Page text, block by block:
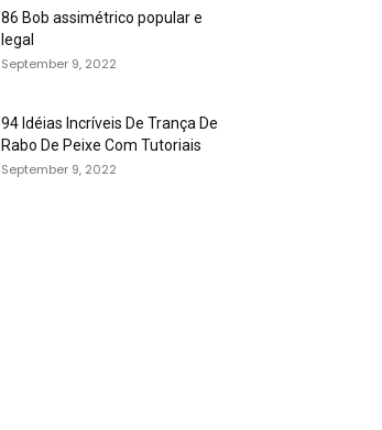
86 Bob assimétrico popular e
legal
September 9, 2022
94 Idéias Incríveis De Trança De
Rabo De Peixe Com Tutoriais
September 9, 2022